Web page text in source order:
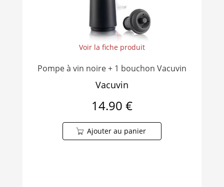
Voir la fiche produit
Pompe à vin noire + 1 bouchon Vacuvin
Vacuvin
14.90 €
Ajouter au panier